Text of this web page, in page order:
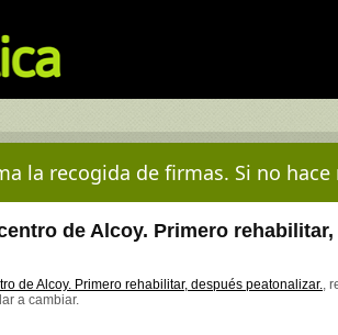
la recogida de firmas. Si no hace
de Alcoy. Primero
de Alcoy. Primero rehabilitar, después peatonalizar.,
a cambiar.